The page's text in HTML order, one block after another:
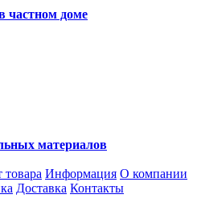
частном доме
материалов
товара Информация О компании
Доставка Контакты